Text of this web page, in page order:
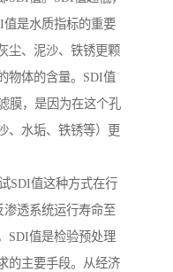
是水质指标的重要
尘、泥沙、铁锈更颗
物体的含量。SDI值
膜，是因为在这个孔
、水垢、铁锈等）更
SDI值这种方式在行
透系统运行寿命至
SDI值是检验预处理
的主要手段。从经济